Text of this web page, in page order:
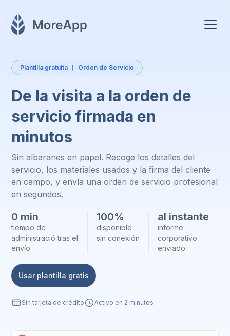
Plantilla gratuita Orden de Servicio
De la visita a la orden de
servicio firmada en
minutos
Sin albaranes en papel. Recoge los detalles del
servicio, los materiales usados y la firma del cliente
en campo, y envía una orden de servicio profesional
en segundos.
0 min
tiempo de
administració tras el
envío
100%
disponible
sin conexión
al instante
informe
corporativo
enviado
Usar plantilla gratis
Sin tarjeta de crédito Activo en 2 minutos